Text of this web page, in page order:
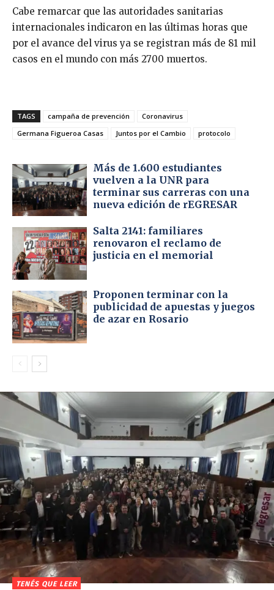
Cabe remarcar que las autoridades sanitarias
internacionales indicaron en las últimas horas que
por el avance del virus ya se registran más de 81 mil
casos en el mundo con más 2700 muertos.
TAGS campaña de prevención
Coronavirus
Germana Figueroa Casas
Juntos por el Cambio protocolo
Más de 1.600 estudiantes
vuelven a la UNR para
terminar sus carreras con una
nueva edición de rEGRESAR
Salta 2141: familiares
renovaron el reclamo de
justicia en el memorial
Proponen terminar con la
publicidad de apuestas y juegos
de azar en Rosario
TENÉS QUE LEER